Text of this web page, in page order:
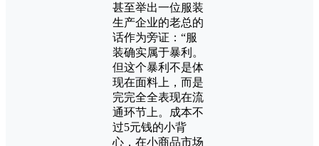
甚至举出一位服装
生产企业的老总的
话作为旁证：“服
装确实属于暴利。
但这个暴利不是体
现在面料上，而是
完完全全表现在流
通环节上。成本不
过5元钱的小背
心，在小商品市场